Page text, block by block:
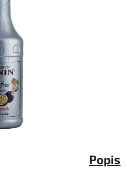
Popis